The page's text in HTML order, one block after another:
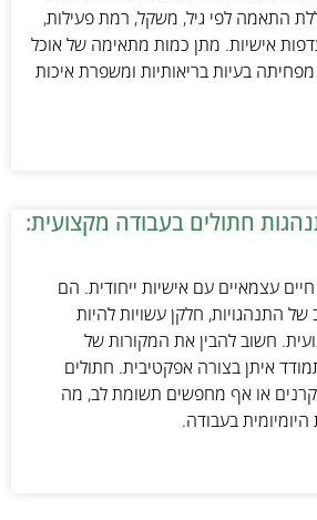
התאמה לפי גיל, משקל, רמת פעילות,
אישיות. מתן כמות מתאימה של אוכל
בעיות בריאותיות ומשפרת איכות
חתולים בעבודה מקצועית:
עצמאיים עם אישיות ייחודית. הם
של התנהגויות, חלקן עשויות להיות
חשוב להבין את המקורות של
איתן בצורה אפקטיבית. חתולים
סקרנים או אף מחפשים תשומת לב, מה
בעבודה.